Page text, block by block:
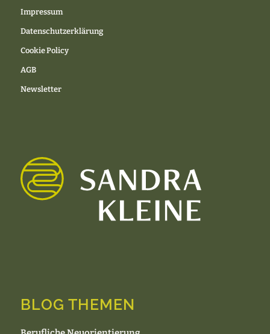
Impressum
Datenschutzerklärung
Cookie Policy
AGB
Newsletter
BLOG THEMEN